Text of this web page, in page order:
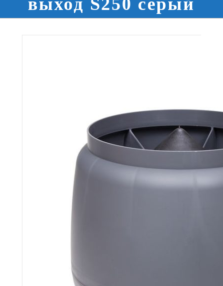
выход S250 серый